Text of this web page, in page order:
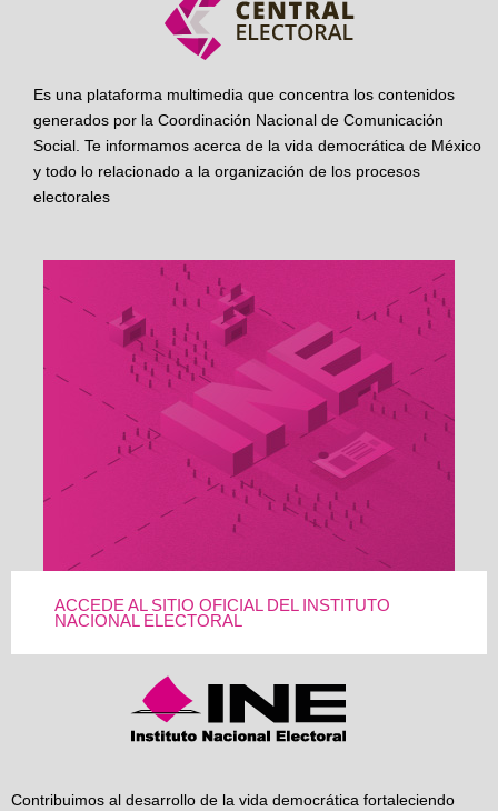
Es una plataforma multimedia que concentra los contenidos
generados por la Coordinación Nacional de Comunicación
Social. Te informamos acerca de la vida democrática de México
y todo lo relacionado a la organización de los procesos
electorales
ACCEDE AL SITIO OFICIAL DEL INSTITUTO
NACIONAL ELECTORAL
Contribuimos al desarrollo de la vida democrática fortaleciendo